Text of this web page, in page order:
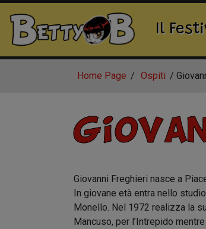
Il
Home Page Ospiti
Giovanni Freghieri nasce a
In giovane età entra nello
Monello. Nel 1972 realizza la
Mancuso, per l’Intrepido